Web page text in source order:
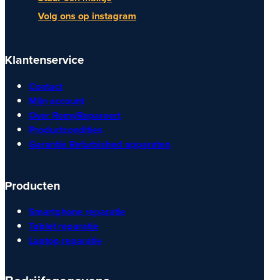
Volg ons op instagram
Klantenservice
Contact
Mijn account
Over RemyRepareert
Productcondities
Garantie Refurbished apparaten
Producten
Smartphone reparatie
Tablet reparatie
Laptop reparatie